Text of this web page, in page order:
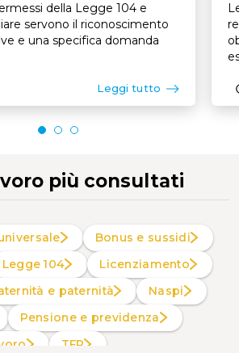
della Legge 104 e
servono il riconoscimento
e una specifica domanda
Leggi tutto
più consultati
Bonus e sussidi
Legge 104
Licenziamento
e paternità
Naspi
Pensione e previdenza
TFR